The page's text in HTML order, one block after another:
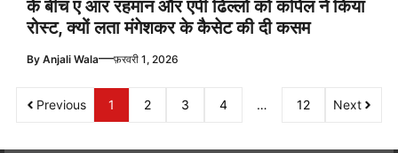
के बीच ए आर रहमान और एपी ढिल्लो को कपिल ने किया
रोस्ट, क्यों लता मंगेशकर के कैसेट की दी कसम
By Anjali Wala—फ़रवरी 1, 2026
Previous 1 2 3 4 … 12 Next